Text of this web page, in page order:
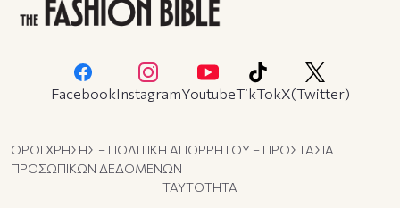
FacebookInstagramYoutubeTikTokX(Twitter)
ΟΡΟΙ ΧΡΗΣΗΣ – ΠΟΛΙΤΙΚΗ ΑΠΟΡΡΗΤΟΥ – ΠΡΟΣΤΑΣΙΑ
ΠΡΟΣΩΠΙΚΩΝ ΔΕΔΟΜΕΝΩΝ
ΤΑΥΤΟΤΗΤΑ